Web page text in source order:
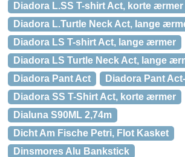
Diadora L.SS T-shirt Act, korte ærmer
Diadora L.Turtle Neck Act, lange
Diadora LS T-shirt Act, lange ærmer
Diadora LS Turtle Neck Act, lange
Diadora Pant Act
Diadora Pant
Diadora SS T-Shirt Act, korte ærmer
Dialuna S90ML 2,74m
Dicht Am Fische Petri, Flot Kasket
Dinsmores Alu Bankstick